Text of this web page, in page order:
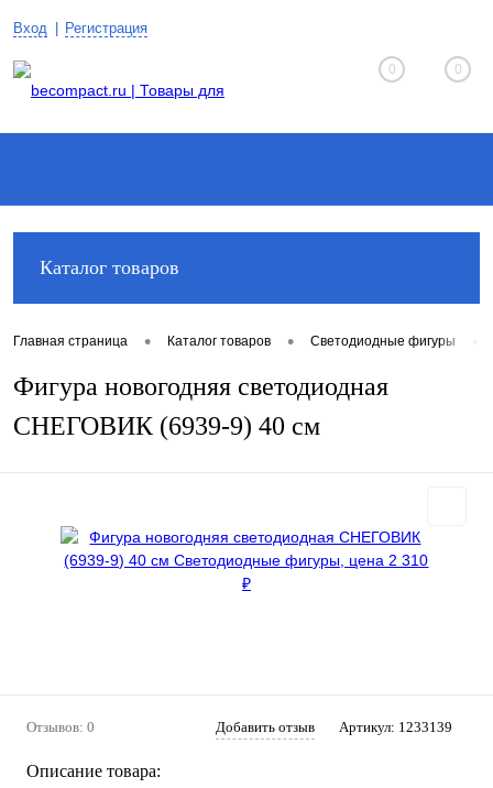
Вход Регистрация
0 0
Каталог товаров
Главная страница • Каталог товаров • Светодиодные фигуры
Фигура новогодняя светодиодная
СНЕГОВИК (6939-9) 40 см
Отзывов: 0 Добавить отзыв Артикул: 1233139
Описание товара: